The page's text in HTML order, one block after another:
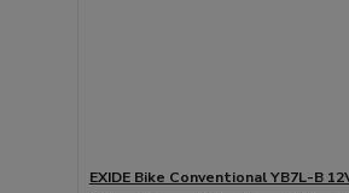
EXIDE Bike Conventional YB7L-B